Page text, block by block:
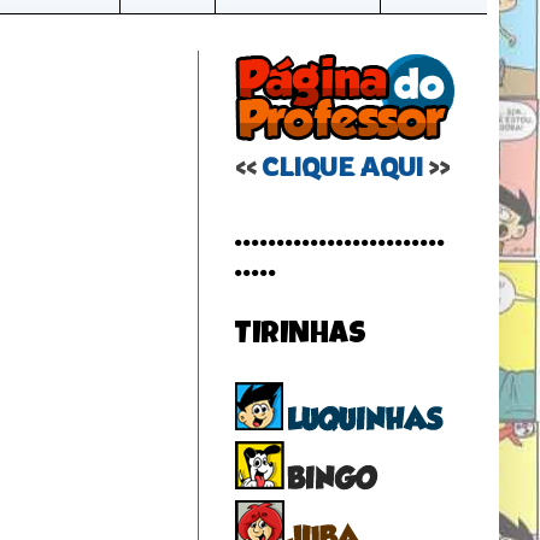
<< CLIQUE AQUI >>
.........................
.....
TIRINHAS